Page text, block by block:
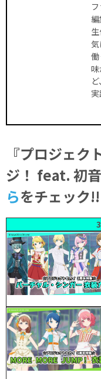
実
『プロジェク
ジ！ feat. 初
らをチェック!!